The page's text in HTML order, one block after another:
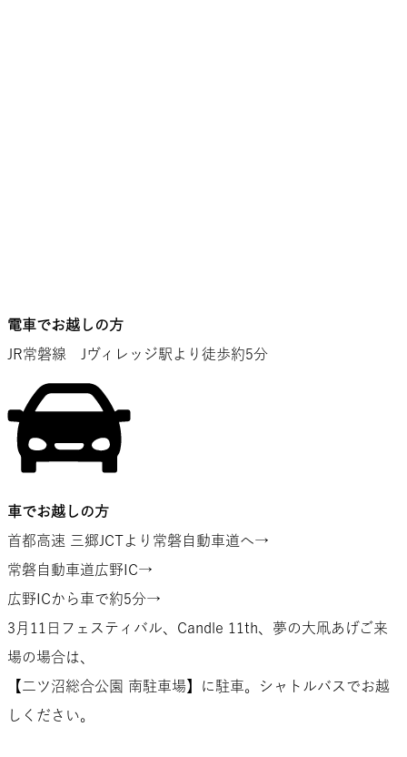
電車でお越しの方
JR常磐線 Jヴィレッジ駅より徒歩約5分
車でお越しの方
首都高速 三郷JCTより常磐自動車道へ→
常磐自動車道広野IC→
広野ICから車で約5分→
3月11日フェスティバル、Candle 11th、夢の大凧あげご来
場の場合は、
【二ツ沼総合公園 南駐車場】に駐車。シャトルバスでお越
しください。